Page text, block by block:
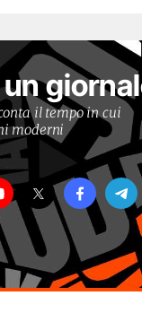
il tempo in cui
moderni